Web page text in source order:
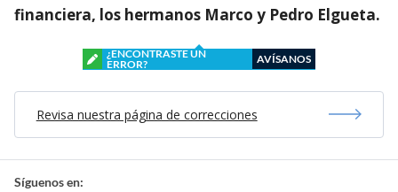
financiera, los hermanos Marco y Pedro Elgueta.
¿ENCONTRASTE UN
ERROR?
AVÍSANOS
Revisa nuestra página de correcciones
Síguenos en: